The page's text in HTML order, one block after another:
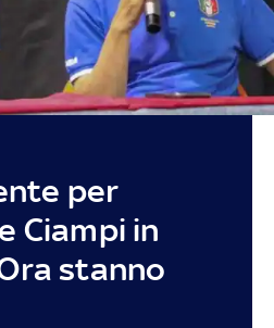
per
Ciampi in
stanno